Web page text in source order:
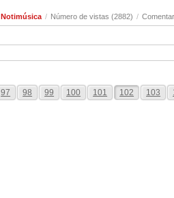
Notimúsica / Número de vistas (2882) /
97 98 99 100 101 102 103